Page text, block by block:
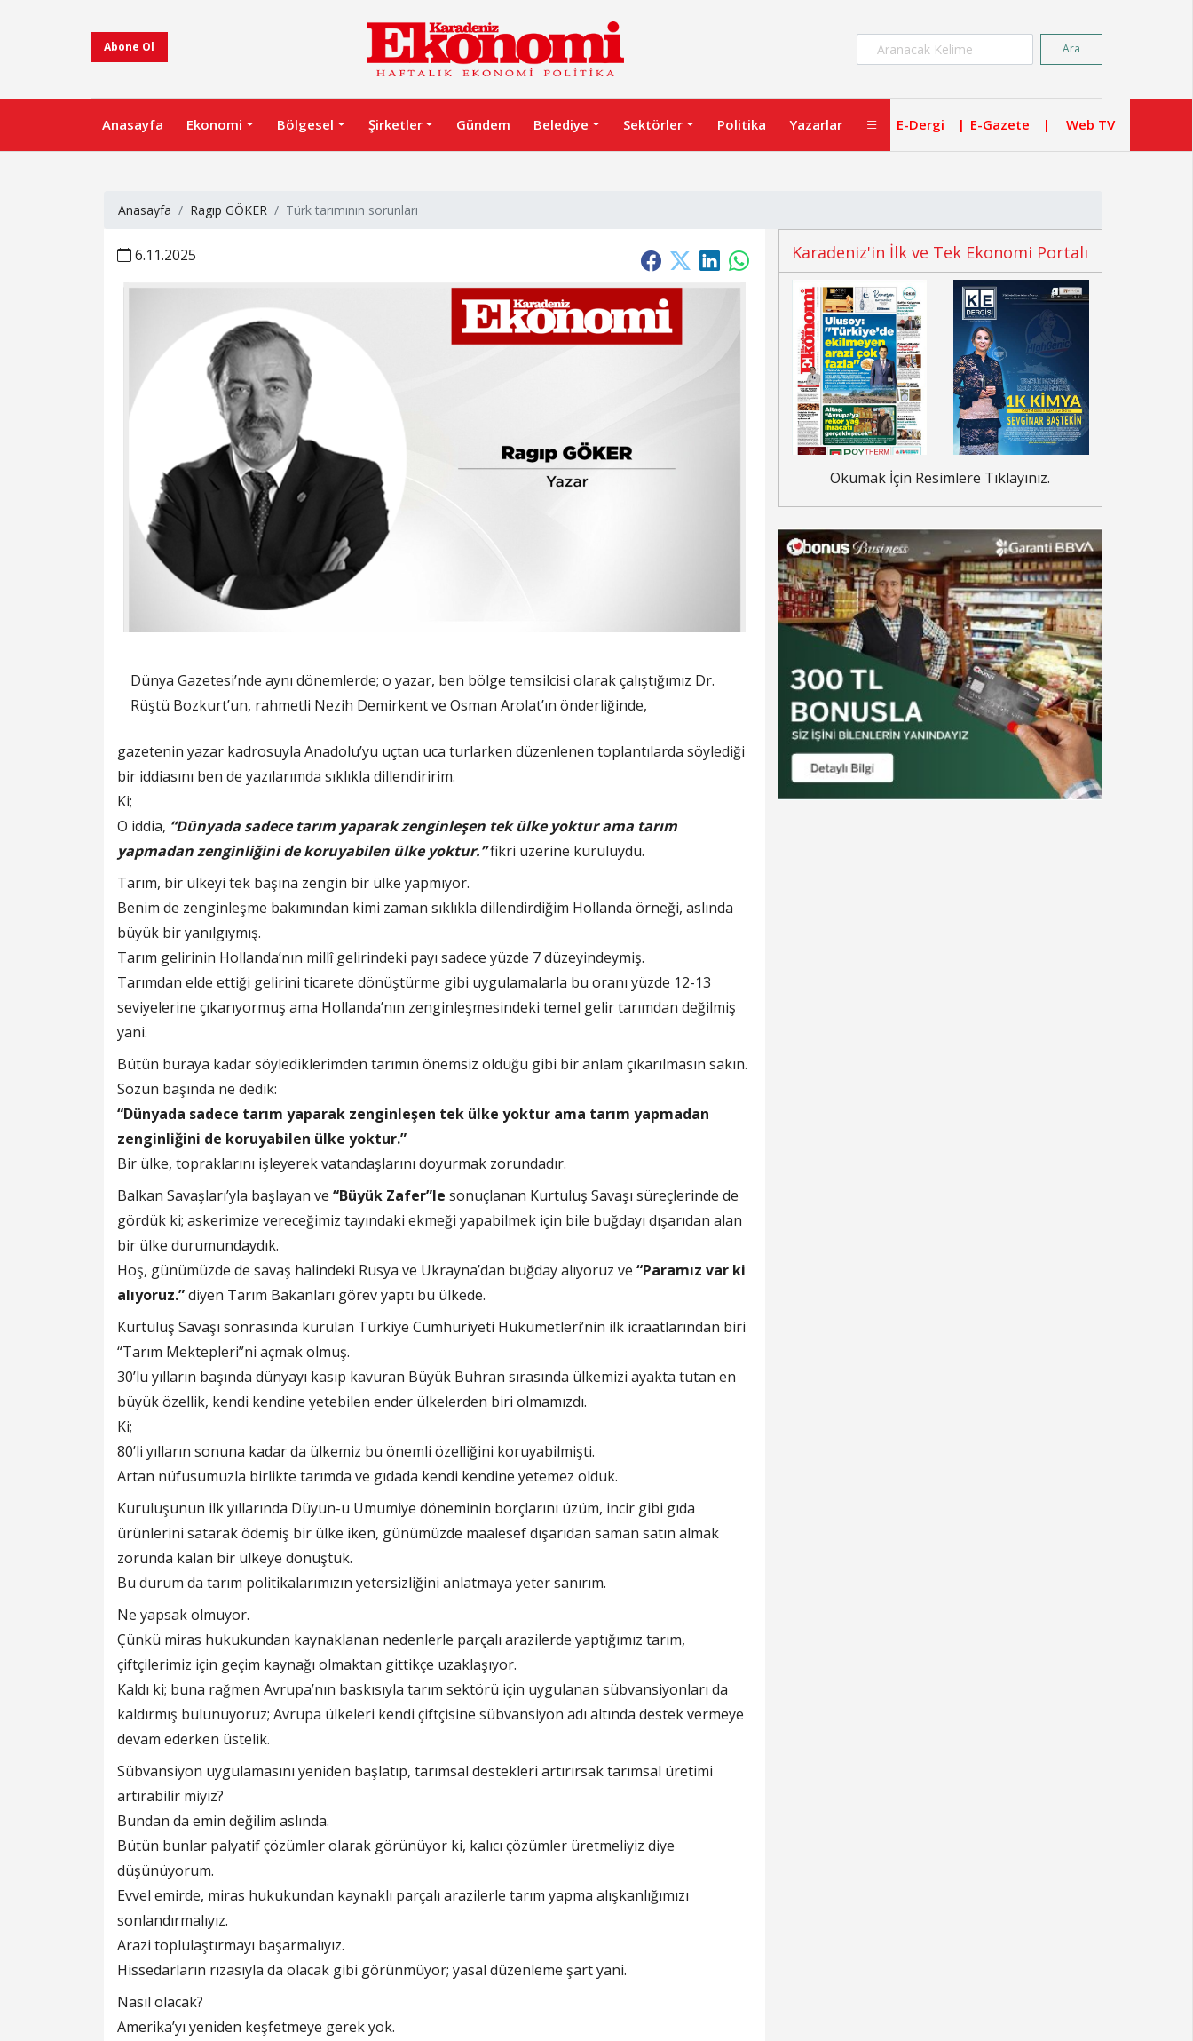
Abone Ol Ara
Anasayfa Ekonomi Bölgesel Şirketler Gündem Belediye Sektörler Politika Yazarlar E-Dergi E-Gazete Web TV
Anasayfa Ragıp GÖKER Türk tarımının sorunları
6.11.2025
Dünya Gazetesi’nde aynı dönemlerde; o yazar, ben bölge temsilcisi olarak çalıştığımız Dr.
Rüştü Bozkurt’un, rahmetli Nezih Demirkent ve Osman Arolat’ın önderliğinde,
gazetenin yazar kadrosuyla Anadolu’yu uçtan uca turlarken düzenlenen toplantılarda söylediği
bir iddiasını ben de yazılarımda sıklıkla dillendiririm.
Ki;
O iddia, “Dünyada sadece tarım yaparak zenginleşen tek ülke yoktur ama tarım
yapmadan zenginliğini de koruyabilen ülke yoktur.”fikri üzerine kuruluydu.
Tarım, bir ülkeyi tek başına zengin bir ülke yapmıyor.
Benim de zenginleşme bakımından kimi zaman sıklıkla dillendirdiğim Hollanda örneği, aslında
büyük bir yanılgıymış.
Tarım gelirinin Hollanda’nın millî gelirindeki payı sadece yüzde 7 düzeyindeymiş.
Tarımdan elde ettiği gelirini ticarete dönüştürme gibi uygulamalarla bu oranı yüzde 12-13
seviyelerine çıkarıyormuş ama Hollanda’nın zenginleşmesindeki temel gelir tarımdan değilmiş
yani.
Bütün buraya kadar söylediklerimden tarımın önemsiz olduğu gibi bir anlam çıkarılmasın sakın.
Sözün başında ne dedik:
“Dünyada sadece tarım yaparak zenginleşen tek ülke yoktur ama tarım yapmadan
zenginliğini de koruyabilen ülke yoktur.”
Bir ülke, topraklarını işleyerek vatandaşlarını doyurmak zorundadır.
Balkan Savaşları’yla başlayan ve “Büyük Zafer”le sonuçlanan Kurtuluş Savaşı süreçlerinde de
gördük ki; askerimize vereceğimiz tayındaki ekmeği yapabilmek için bile buğdayı dışarıdan alan
bir ülke durumundaydık.
Hoş, günümüzde de savaş halindeki Rusya ve Ukrayna’dan buğday alıyoruz ve “Paramız var ki
alıyoruz.”diyen Tarım Bakanları görev yaptı bu ülkede.
Kurtuluş Savaşı sonrasında kurulan Türkiye Cumhuriyeti Hükümetleri’nin ilk icraatlarından biri
“Tarım Mektepleri”ni açmak olmuş.
30’lu yılların başında dünyayı kasıp kavuran Büyük Buhran sırasında ülkemizi ayakta tutan en
büyük özellik, kendi kendine yetebilen ender ülkelerden biri olmamızdı.
Ki;
80’li yılların sonuna kadar da ülkemiz bu önemli özelliğini koruyabilmişti.
Artan nüfusumuzla birlikte tarımda ve gıdada kendi kendine yetemez olduk.
Kuruluşunun ilk yıllarında Düyun-u Umumiye döneminin borçlarını üzüm, incir gibi gıda
ürünlerini satarak ödemiş bir ülke iken, günümüzde maalesef dışarıdan saman satın almak
zorunda kalan bir ülkeye dönüştük.
Bu durum da tarım politikalarımızın yetersizliğini anlatmaya yeter sanırım.
Ne yapsak olmuyor.
Çünkü miras hukukundan kaynaklanan nedenlerle parçalı arazilerde yaptığımız tarım,
çiftçilerimiz için geçim kaynağı olmaktan gittikçe uzaklaşıyor.
Kaldı ki; buna rağmen Avrupa’nın baskısıyla tarım sektörü için uygulanan sübvansiyonları da
kaldırmış bulunuyoruz; Avrupa ülkeleri kendi çiftçisine sübvansiyon adı altında destek vermeye
devam ederken üstelik.
Sübvansiyon uygulamasını yeniden başlatıp, tarımsal destekleri artırırsak tarımsal üretimi
artırabilir miyiz?
Bundan da emin değilim aslında.
Bütün bunlar palyatif çözümler olarak görünüyor ki, kalıcı çözümler üretmeliyiz diye
düşünüyorum.
Evvel emirde, miras hukukundan kaynaklı parçalı arazilerle tarım yapma alışkanlığımızı
sonlandırmalıyız.
Arazi toplulaştırmayı başarmalıyız.
Hissedarların rızasıyla da olacak gibi görünmüyor; yasal düzenleme şart yani.
Nasıl olacak?
Amerika’yı yeniden keşfetmeye gerek yok.
Karadeniz'in İlk ve Tek Ekonomi Portalı
Okumak İçin Resimlere Tıklayınız.